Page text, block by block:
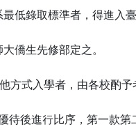
低錄取標準者，得進入
僑生先修部定之。
方式入學者，由各校酌予
待後進行比序，第一款第